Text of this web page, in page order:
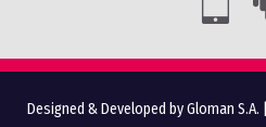
Designed & Developed by Gloman S.A.